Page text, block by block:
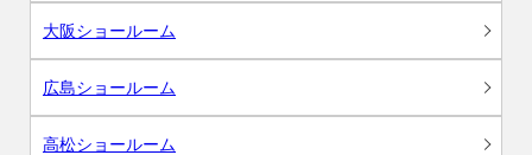
大阪ショールーム
広島ショールーム
高松ショールーム